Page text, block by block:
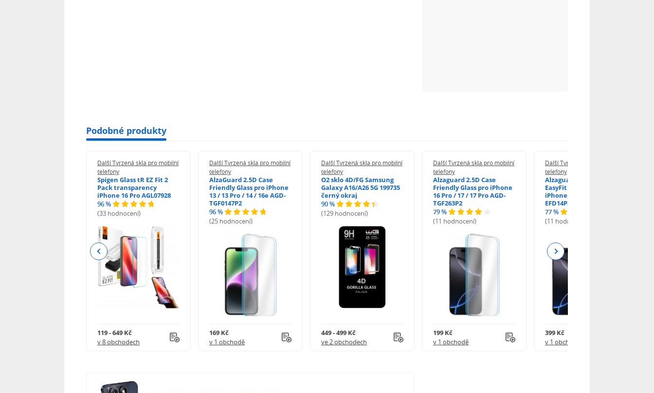
Podobné produkty
Další Tvrzená skla pro mobilní
telefony
Spigen Glass tR EZ Fit 2
Pack transparency
iPhone 16 Pro AGL07928
96 %
(33 hodnocení)
119 - 649 Kč
v 8 obchodech
Další Tvrzená skla pro mobilní
telefony
AlzaGuard 2.5D Case
Friendly Glass pro iPhone
13 / 13 Pro / 14 / 16e AGD-
TGF0147P2
96 %
(25 hodnocení)
169 Kč
v 1 obchodě
Další Tvrzená skla pro mobilní
telefony
O2 sklo 4D/FG Samsung
Galaxy A16/A26 5G 199735
černý okraj
90 %
(129 hodnocení)
449 - 499 Kč
ve 2 obchodech
Další Tvrzená skla pro mobilní
telefony
Alzaguard 2.5D Case
Friendly Glass pro iPhone
16 Pro / 17 / 17 Pro AGD-
TGF263P2
79 %
(11 hodnocení)
199 Kč
v 1 obchodě
Další Tvrzená skla pro mobilní
telefony
Alzaguard 2.5D Glass
EasyFit DustFree pro
iPhone 16 Pro / 17 AGD-
EFD14P3
77 %
(11 hodnocení)
399 Kč
v 1 obchodě
Previous Next